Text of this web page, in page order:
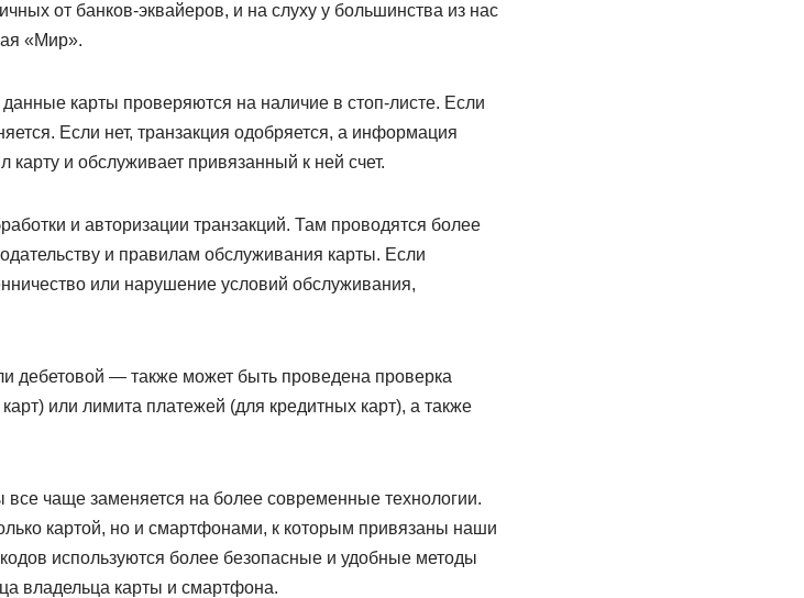
от банков-эквайеров, и на слуху у большинства из нас
«Мир».
карты проверяются на наличие в стоп-листе. Если
Если нет, транзакция одобряется, а информация
карту и обслуживает привязанный к ней счет.
и авторизации транзакций. Там проводятся более
и правилам обслуживания карты. Если
или нарушение условий обслуживания,
дебетовой — также может быть проведена проверка
или лимита платежей (для кредитных карт), а также
чаще заменяется на более современные технологии.
картой, но и смартфонами, к которым привязаны наши
используются более безопасные и удобные методы
владельца карты и смартфона.